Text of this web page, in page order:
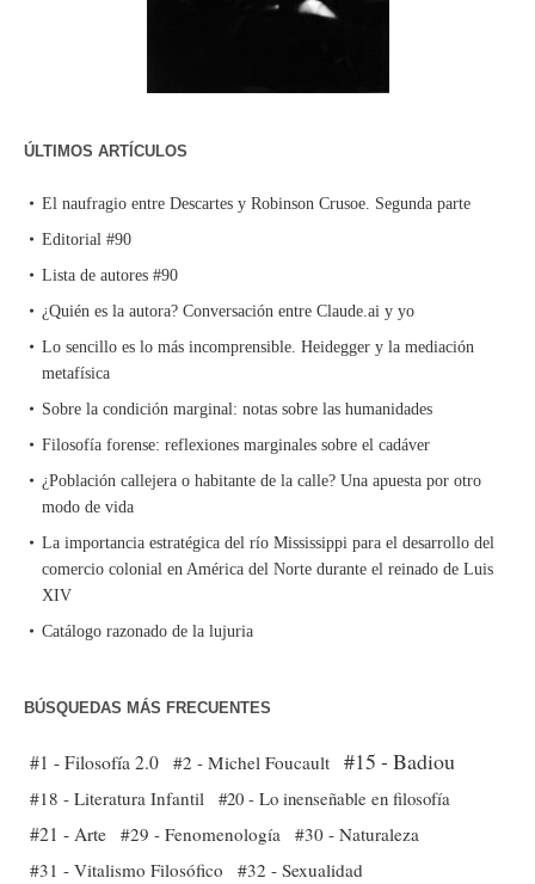
ÚLTIMOS ARTÍCULOS
El naufragio entre Descartes y Robinson Crusoe. Segunda parte
Editorial #90
Lista de autores #90
¿Quién es la autora? Conversación entre Claude.ai y yo
Lo sencillo es lo más incomprensible. Heidegger y la mediación
metafísica
Sobre la condición marginal: notas sobre las humanidades
Filosofía forense: reflexiones marginales sobre el cadáver
¿Población callejera o habitante de la calle? Una apuesta por otro
modo de vida
La importancia estratégica del río Mississippi para el desarrollo del
comercio colonial en América del Norte durante el reinado de Luis
XIV
Catálogo razonado de la lujuria
BÚSQUEDAS MÁS FRECUENTES
#1 - Filosofía 2.0 #2 - Michel Foucault #15 - Badiou
#18 - Literatura Infantil #20 - Lo inenseñable en filosofía
#21 - Arte #29 - Fenomenología #30 - Naturaleza
#31 - Vitalismo Filosófico
#32 - Sexualidad